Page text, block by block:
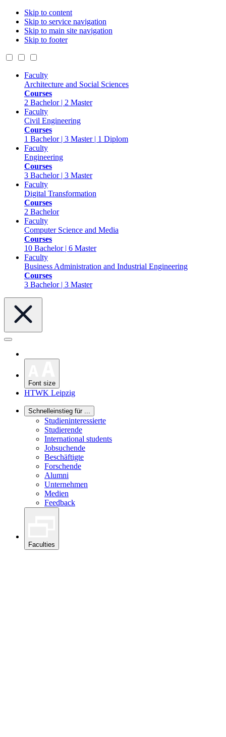
Skip to content
Skip to service navigation
Skip to main site navigation
Skip to footer
Faculty
Architecture and Social Sciences
Courses
2 Bachelor | 2 Master
Faculty
Civil Engineering
Courses
1 Bachelor | 3 Master | 1 Diplom
Faculty
Engineering
Courses
3 Bachelor | 3 Master
Faculty
Digital Transformation
Courses
2 Bachelor
Faculty
Computer Science and Media
Courses
10 Bachelor | 6 Master
Faculty
Business Administration and Industrial Engineering
Courses
3 Bachelor | 3 Master
Font size
HTWK Leipzig
Schnelleinstieg für ...
Studieninteressierte
Studierende
International students
Jobsuchende
Beschäftigte
Forschende
Alumni
Unternehmen
Medien
Feedback
Faculties